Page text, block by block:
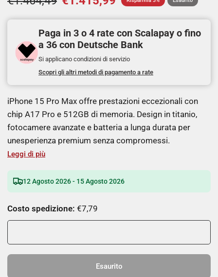
Paga in 3 o 4 rate con Scalapay o fino
a 36 con Deutsche Bank
Si applicano condizioni di servizio
Scopri gli altri metodi di pagamento a rate
iPhone 15 Pro Max offre prestazioni eccezionali con
chip A17 Pro e 512GB di memoria. Design in titanio,
fotocamere avanzate e batteria a lunga durata per
unesperienza premium senza compromessi.
Leggi di più
12 Agosto 2026 - 15 Agosto 2026
Costo spedizione: €7,79
Esaurito